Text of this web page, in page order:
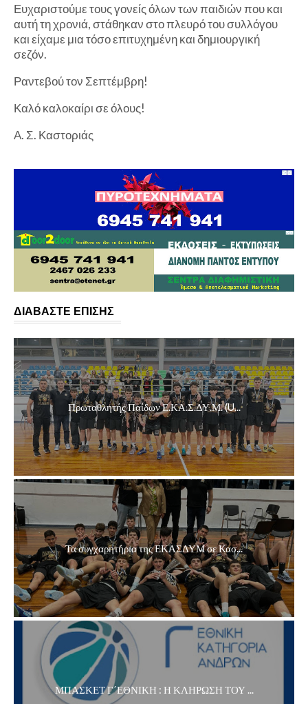
Ευχαριστούμε τους γονείς όλων των παιδιών που και
αυτή τη χρονιά, στάθηκαν στο πλευρό του συλλόγου
και είχαμε μια τόσο επιτυχημένη και δημιουργική
σεζόν.
Ραντεβού τον Σεπτέμβρη!
Καλό καλοκαίρι σε όλους!
Α. Σ. Καστοριάς
ΔΙΑΒΑΣΤΕ ΕΠΙΣΗΣ
Πρωταθλητής Παίδων Ε.ΚΑ.Σ.ΔΥ.Μ. (U...
Τα συγχαρητήρια της ΕΚΑΣΔΥΜ σε Κασ...
ΜΠΑΣΚΕΤ Γ΄ΕΘΝΙΚΗ : Η ΚΛΗΡΩΣΗ ΤΟΥ ...